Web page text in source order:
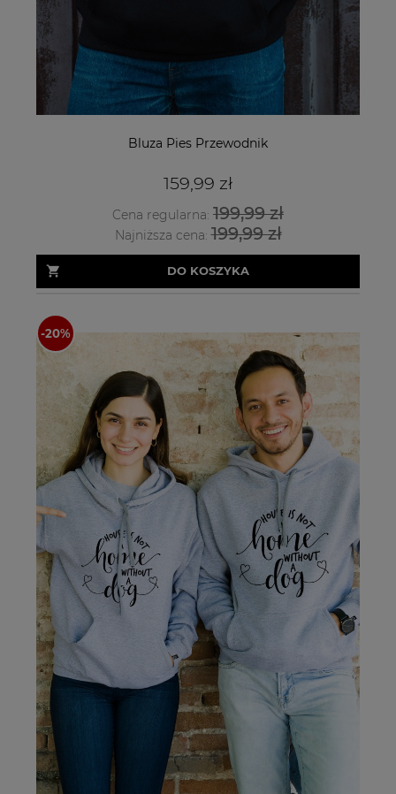
Bluza Pies Przewodnik
159,99 zł
Cena regularna: 199,99 zł
Najniższa cena:199,99 zł
DO KOSZYKA